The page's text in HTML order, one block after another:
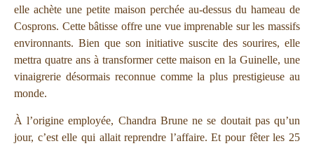
elle achète une petite maison perchée au-dessus du hameau de
Cosprons. Cette bâtisse offre une vue imprenable sur les massifs
environnants. Bien que son initiative suscite des sourires, elle
mettra quatre ans à transformer cette maison en la Guinelle, une
vinaigrerie désormais reconnue comme la plus prestigieuse au
monde.
À l’origine employée, Chandra Brune ne se doutait pas qu’un
jour, c’est elle qui allait reprendre l’affaire. Et pour fêter les 25